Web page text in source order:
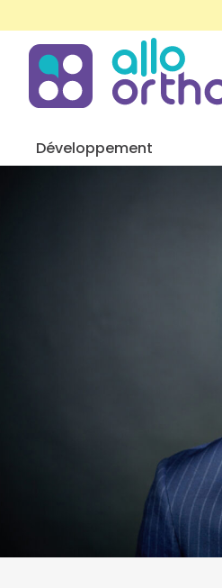
Développement